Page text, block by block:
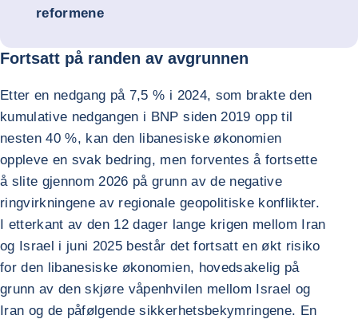
reformene
Fortsatt på randen av avgrunnen
Etter en nedgang på 7,5 % i 2024, som brakte den
kumulative nedgangen i BNP siden 2019 opp til
nesten 40 %, kan den libanesiske økonomien
oppleve en svak bedring, men forventes å fortsette
å slite gjennom 2026 på grunn av de negative
ringvirkningene av regionale geopolitiske konflikter.
I etterkant av den 12 dager lange krigen mellom Iran
og Israel i juni 2025 består det fortsatt en økt risiko
for den libanesiske økonomien, hovedsakelig på
grunn av den skjøre våpenhvilen mellom Israel og
Iran og de påfølgende sikkerhetsbekymringene. En